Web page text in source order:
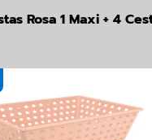
Rosa 1 Maxi + 4